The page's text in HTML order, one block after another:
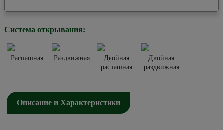
Система открывания:
Распашная Раздвижная
Двойная
распашная
Двойная
раздвижная
Описание и Характеристики